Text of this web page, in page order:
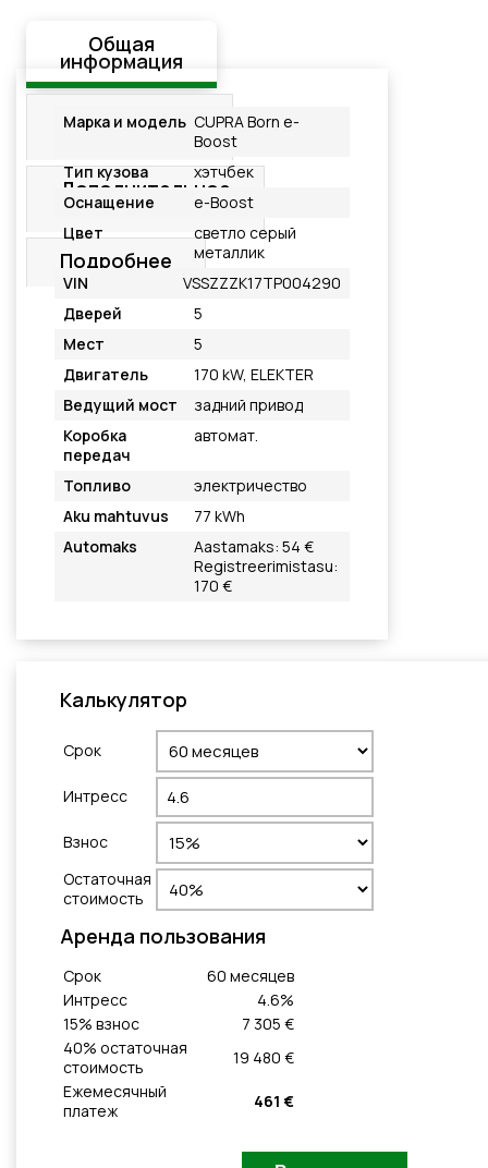
Общая
информация
Стандартная
комплектация
Дополнительное
оснащение
Подробнее
Марка и модель CUPRA Born e-
Boost
Тип кузова
хэтчбек
Оснащение
e-Boost
Цвет
светло серый
металлик
VIN
VSSZZZK17TP004290
Дверей
5
Мест
5
Двигатель
170 kW, ELEKTER
Ведущий мост
задний привод
Коробка
передач
автомат.
Топливо
электричество
Aku mahtuvus
77 kWh
Automaks
Aastamaks: 54 €
Registreerimistasu:
170 €
Калькулятор
Cрок
Интресс
Взнос
Остаточная
стоимость
Aренда пользования
Cрок 60 месяцeв
Интресс
4.6%
15% взнос
7 305 €
40% остаточная
стоимость
19 480 €
Ежемесячный
платеж
461 €